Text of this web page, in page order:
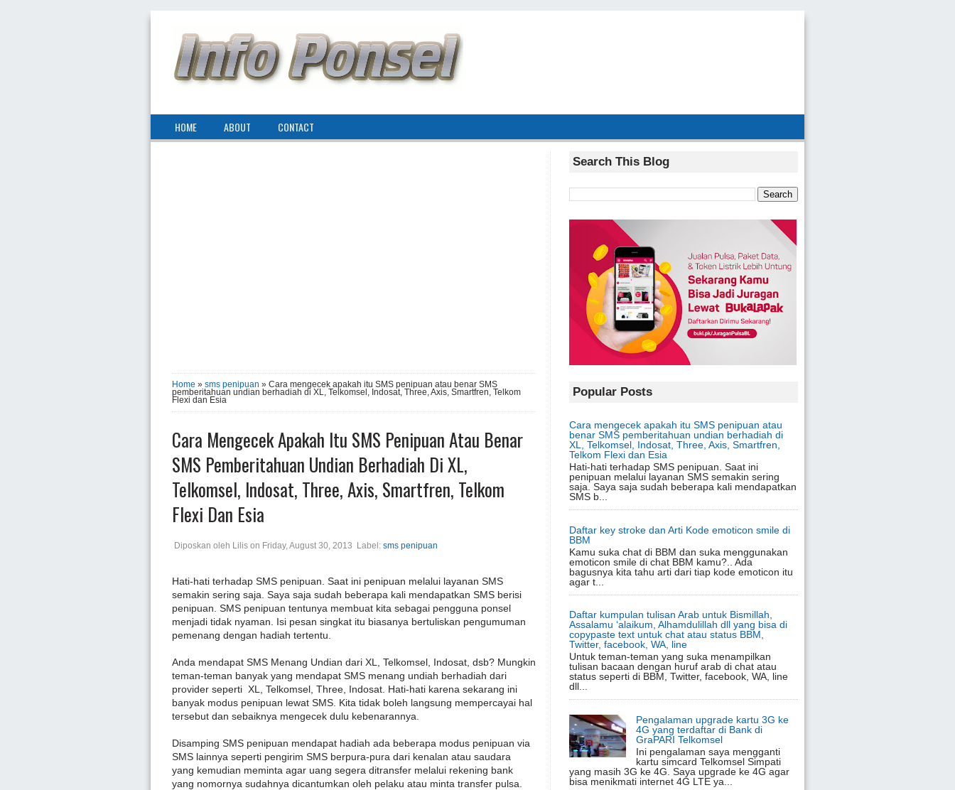
HOME ABOUT CONTACT
Home » sms penipuan » Cara mengecek apakah itu SMS penipuan atau benar SMS
pemberitahuan undian berhadiah di XL, Telkomsel, Indosat, Three, Axis, Smartfren, Telkom
Flexi dan Esia
Cara Mengecek Apakah Itu SMS Penipuan Atau Benar
SMS Pemberitahuan Undian Berhadiah Di XL,
Telkomsel, Indosat, Three, Axis, Smartfren, Telkom
Flexi Dan Esia
Diposkan oleh Lilis on Friday, August 30, 2013 Label: sms penipuan
Hati-hati terhadap SMS penipuan. Saat ini penipuan melalui layanan SMS
semakin sering saja. Saya saja sudah beberapa kali mendapatkan SMS berisi
penipuan. SMS penipuan tentunya membuat kita sebagai pengguna ponsel
menjadi tidak nyaman. Isi pesan singkat itu biasanya bertuliskan pengumuman
pemenang dengan hadiah tertentu.
Anda mendapat SMS Menang Undian dari XL, Telkomsel, Indosat, dsb? Mungkin
teman-teman banyak yang mendapat SMS menang undiah berhadiah dari
provider seperti XL, Telkomsel, Three, Indosat. Hati-hati karena sekarang ini
banyak modus penipuan lewat SMS. Kita tidak boleh langsung mempercayai hal
tersebut dan sebaiknya mengecek dulu kebenarannya.
Disamping SMS penipuan mendapat hadiah ada beberapa modus penipuan via
SMS lainnya seperti pengirim SMS berpura-pura dari kenalan atau saudara
yang kemudian meminta agar uang segera ditransfer melalui rekening bank
yang nomornya sudahnya dicantumkan oleh pelaku atau minta transfer pulsa.
Search This Blog
Popular Posts
Cara mengecek apakah itu SMS penipuan atau
benar SMS pemberitahuan undian berhadiah di
XL, Telkomsel, Indosat, Three, Axis, Smartfren,
Telkom Flexi dan Esia
Hati-hati terhadap SMS penipuan. Saat ini
penipuan melalui layanan SMS semakin sering
saja. Saya saja sudah beberapa kali mendapatkan
SMS b...
Daftar key stroke dan Arti Kode emoticon smile di
BBM
Kamu suka chat di BBM dan suka menggunakan
emoticon smile di chat BBM kamu?.. Ada
bagusnya kita tahu arti dari tiap kode emoticon itu
agar t...
Daftar kumpulan tulisan Arab untuk Bismillah,
Assalamu ‘alaikum, Alhamdulillah dll yang bisa di
copypaste text untuk chat atau status BBM,
Twitter, facebook, WA, line
Untuk teman-teman yang suka menampilkan
tulisan bacaan dengan huruf arab di chat atau
status seperti di BBM, Twitter, facebook, WA, line
dll...
Pengalaman upgrade kartu 3G ke
4G yang terdaftar di Bank di
GraPARI Telkomsel
Ini pengalaman saya mengganti
kartu simcard Telkomsel Simpati
yang masih 3G ke 4G. Saya upgrade ke 4G agar
bisa menikmati internet 4G LTE ya...